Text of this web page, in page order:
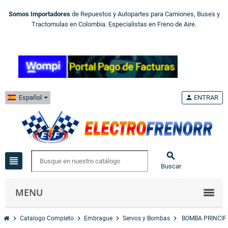
Somos Importadores de Repuestos y Autopartes para Camiones, Buses y
Tractomulas en Colombia. Especialistas en Freno de Aire.
Español
view_headline 
Buscar
person ENTRAR
MENU
chevron_right Catalogo Completo chevron_right Embrague chevron_right Servos y Bombas chevron_right BOMBA